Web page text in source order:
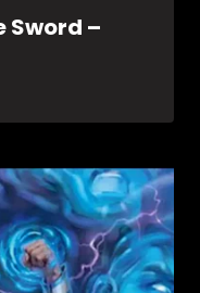
Sword –